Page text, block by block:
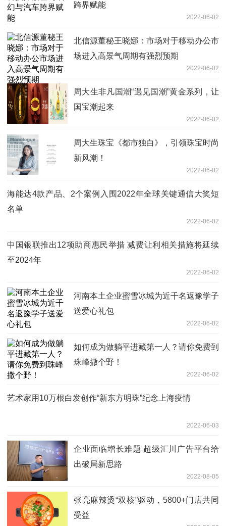
跨界赋能
2022-06-02
北信源董秘王晓娜：市场对于移动办公市
场进入高景气周期有强烈预期
2022-06-02
周大生非凡国潮“遇见国潮”黄金系列，让
国宝潮起来
2022-06-02
周大生珠宝《都市独白》，引领珠宝时尚
新风潮！
2022-06-02
海能达4款产品、2个案例入围2022年全球关键通信大奖短
名单
2022-06-02
中国银联推出12项助商惠民举措 减费让利相关措施将延续
至2024年
2022-06-02
河南本土企业蜜雪冰城为近千名返豫学子
送爱心礼包
2022-06-02
如何成为做躺平进藏第一人？请你免费到
珠峰撒个野！
2022-06-02
艺术家用10万根白发创作“新东方明珠”纪念上海疫情
2022-06-03
企业面临增长难题 超级汇川广告平台给
出破局新思路
2022-08-05
张亮麻辣烫“双核”驱动，5800+门店共同
受益